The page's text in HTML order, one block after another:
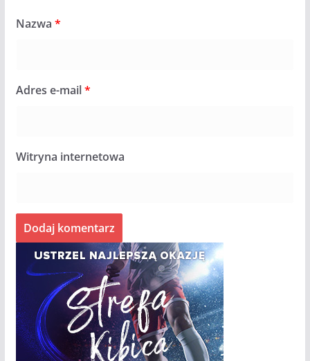
Nazwa *
Adres e-mail*
Witryna internetowa